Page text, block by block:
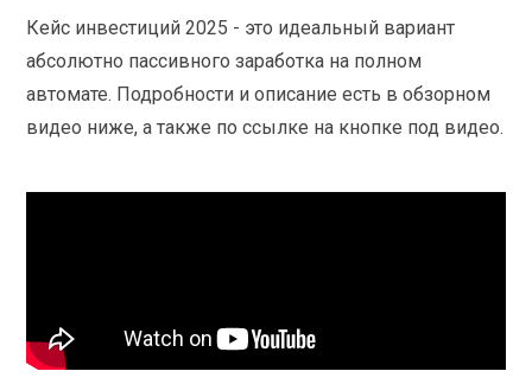
Кейс инвестиций 2025 - это идеальный вариант
абсолютно пассивного заработка на полном
автомате. Подробности и описание есть в обзорном
видео ниже, а также по ссылке на кнопке под видео.